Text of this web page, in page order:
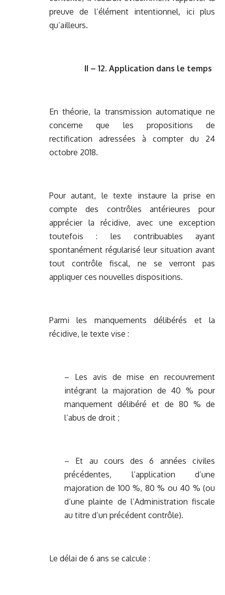
preuve de l’élément intentionnel, ici plus
qu’ailleurs.
II – 12. Application dans le temps
En théorie, la transmission automatique ne
concerne que les propositions de
rectification adressées à compter du 24
octobre 2018.
Pour autant, le texte instaure la prise en
compte des contrôles antérieures pour
apprécier la récidive, avec une exception
toutefois : les contribuables ayant
spontanément régularisé leur situation avant
tout contrôle fiscal, ne se verront pas
appliquer ces nouvelles dispositions.
Parmi les manquements délibérés et la
récidive, le texte vise :
– Les avis de mise en recouvrement
intégrant la majoration de 40 % pour
manquement délibéré et de 80 % de
l’abus de droit ;
– Et au cours des 6 années civiles
précédentes, l’application d’une
majoration de 100 %, 80 % ou 40 % (ou
d’une plainte de l’Administration fiscale
au titre d’un précédent contrôle).
Le délai de 6 ans se calcule :